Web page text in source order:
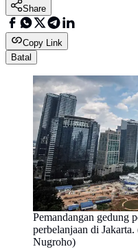
Share
Copy Link
Batal
Pemandangan gedung
perbelanjaan di
Nugroho)